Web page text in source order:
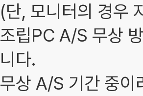
(단, 모니터의 경우
조립PC A/S 무상
니다.
무상 A/S 기간 중이